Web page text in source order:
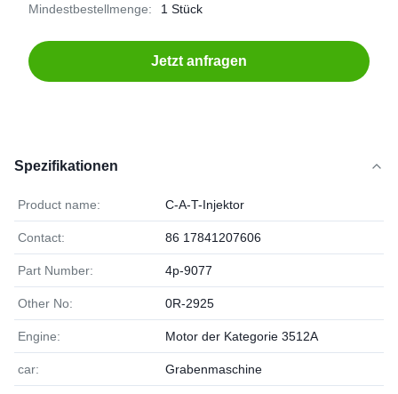
Mindestbestellmenge: 1 Stück
Jetzt anfragen
Spezifikationen
Product name: C-A-T-Injektor
Contact: 86 17841207606
Part Number: 4p-9077
Other No: 0R-2925
Engine: Motor der Kategorie 3512A
car: Grabenmaschine